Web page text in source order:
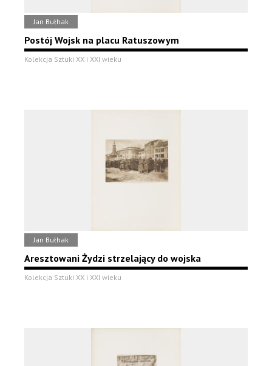
Jan Bułhak
Postój Wojsk na placu Ratuszowym
Kolekcja Sztuki XX i XXI wieku
Jan Bułhak
Aresztowani Żydzi strzelający do wojska
Kolekcja Sztuki XX i XXI wieku